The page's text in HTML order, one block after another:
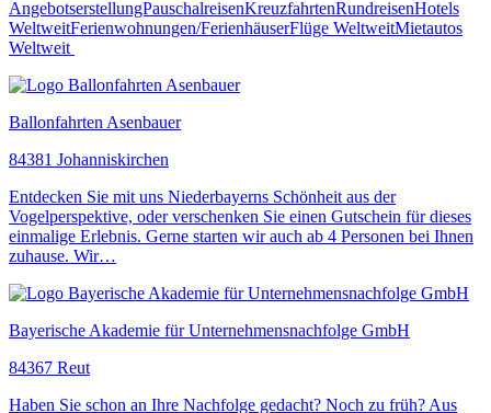
AngebotserstellungPauschalreisenKreuzfahrtenRundreisenHotels
WeltweitFerienwohnungen/FerienhäuserFlüge WeltweitMietautos
Weltweit
Ballonfahrten Asenbauer
84381 Johanniskirchen
Entdecken Sie mit uns Niederbayerns Schönheit aus der
Vogelperspektive, oder verschenken Sie einen Gutschein für dieses
einmalige Erlebnis. Gerne starten wir auch ab 4 Personen bei Ihnen
zuhause. Wir…
Bayerische Akademie für Unternehmensnachfolge GmbH
84367 Reut
Haben Sie schon an Ihre Nachfolge gedacht? Noch zu früh? Aus